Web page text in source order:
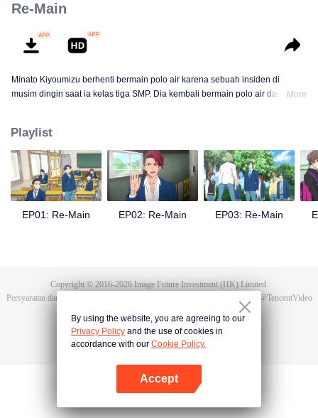
Re-Main
Minato Kiyoumizu berhenti bermain polo air karena sebuah insiden di
musim dingin saat ia kelas tiga SMP. Dia kembali bermain polo air dan
More
Playlist
EP01: Re-Main EP02: Re-Main EP03: Re-Main
Copyright © 2016-2026Image Future Investment (HK) Limited.
Persyaratan dan Ketentuan
@TencentVideo
By using the website, you are agreeing to our
Privacy Policy and the use of cookies in
accordance with our Cookie Policy.
Accept